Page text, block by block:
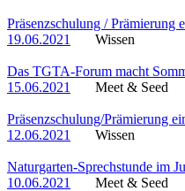
Präsenzschulung / Prämierung
19.06.2021
Wissen
Das TGTA-Forum macht
15.06.2021
Meet & Seed
Präsenzschulung/Prämierung
12.06.2021
Wissen
Naturgarten-Sprechstunde im
10.06.2021
Meet & Seed